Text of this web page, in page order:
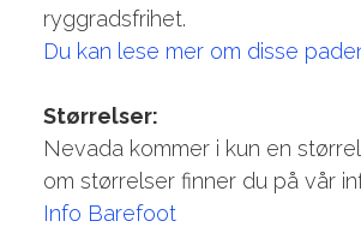
ryggradsfrihet.
Du kan lese mer om disse
Størrelser:
Nevada kommer i kun en
om størrelser finner du på vår
Info Barefoot